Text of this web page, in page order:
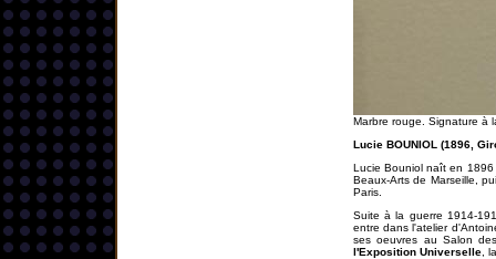
Marbre rouge. Signature
Lucie BOUNIOL (1896,
Lucie Bouniol naît en 1896
Beaux-Arts de Marseille,
Paris.
Suite à la guerre 1914-
entre dans l'atelier
ses oeuvres au Salon
l'Exposition Universelle ,